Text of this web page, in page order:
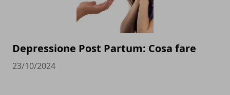
Depressione Post Partum: Cosa fare
23/10/2024